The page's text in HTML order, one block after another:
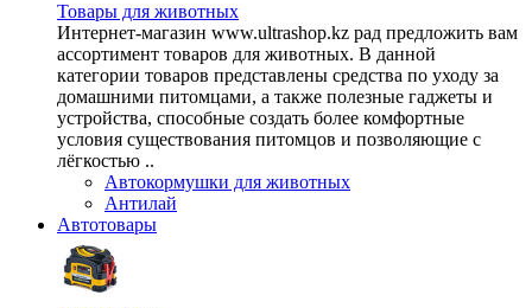
Товары для животных
Интернет-магазин www.ultrashop.kz рад предложить вам
ассортимент товаров для животных. В данной
категории товаров представлены средства по уходу за
домашними питомцами, а также полезные гаджеты и
устройства, способные создать более комфортные
условия существования питомцов и позволяющие с
лёгкостью ..
Автокормушки для животных
Антилай
Автотовары